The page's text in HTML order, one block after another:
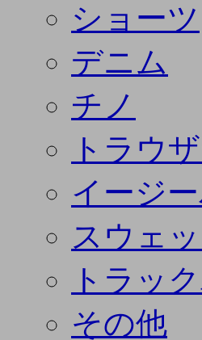
ショーツ
デニム
チノ
トラウ
イージ
スウェッ
トラッ
その他